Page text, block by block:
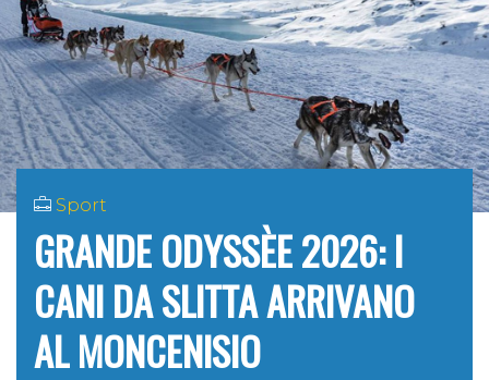
Sport
GRANDE ODYSSÈE 2026: I
CANI DA SLITTA ARRIVANO
AL MONCENISIO